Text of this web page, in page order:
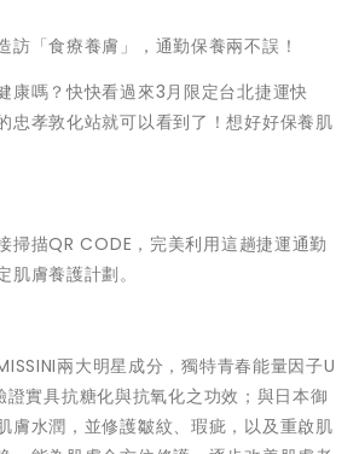
訪「食療養膚」，通勤保養兩不誤！
康嗎？快快看過來3月限定台北捷運快
忠孝敦化站就可以看到了！想好好保養肌
掃描QR CODE，完美利用這趟捷運通勤
膚養護計劃。
兩大明星成分，獨特青春能量因子U
實具抗糖化與抗氧化之功效；與日本御
膚水潤，並修護皺紋、瑕疵，以及重啟肌